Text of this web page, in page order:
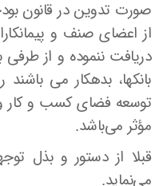
از اعضای صنف و
دریافت ننموده و از
بانکها، بدهکار می
توسعه فضای کسب و کار و
مؤثر می‌باشد.
قبلا از دستور و بذل
می‌نماید.